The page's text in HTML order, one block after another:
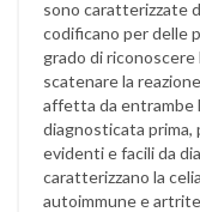
sono caratterizzate
codificano per delle
grado di
scatenare la
affetta da entrambe
diagnosticata
evidenti e facili da
caratterizzano la
autoimmune e